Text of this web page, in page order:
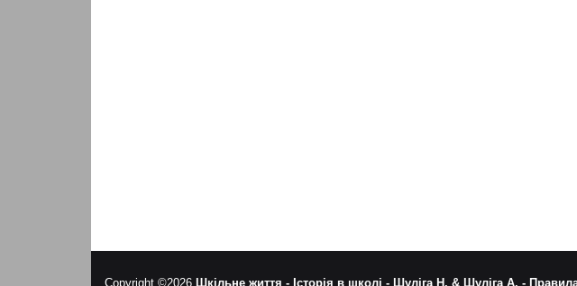
Copyright ©2026 Шкільне життя - Історія в школі - Шуліга Н. & Шуліга А. -